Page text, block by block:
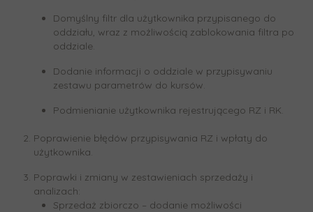
Domyślny filtr dla użytkownika przypisanego do
oddziału, wraz z możliwością zablokowania filtra po
oddziale.
Dodanie informacji o oddziale w przypisywaniu
zestawu parametrów do kursów.
Podmienianie użytkownika rejestrującego RZ i RK.
Poprawienie błędów przypisywania RZ i wpłaty do
użytkownika.
Poprawki i zmiany w zestawieniach sprzedaży i
analizach:
Sprzedaż zbiorczo – dodanie możliwości